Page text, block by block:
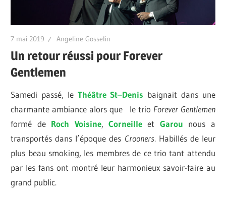
7 mai 2019 Angeline Gosselin
Un retour réussi pour Forever
Gentlemen
Samedi passé, le Théâtre St–Denis baignait dans une
charmante ambiance alors que le trio Forever Gentlemen
formé de Roch Voisine, Corneille et Garou nous a
transportés dans l’époque des Crooners. Habillés de leur
plus beau smoking, les membres de ce trio tant attendu
par les fans ont montré leur harmonieux savoir-faire au
grand public.